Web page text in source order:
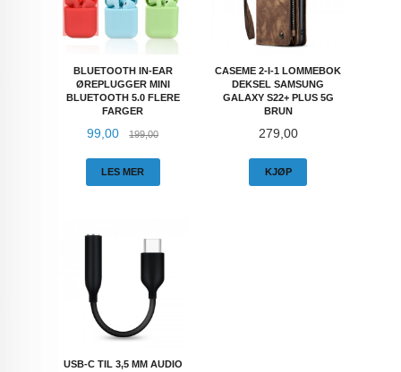
BLUETOOTH IN-EAR
ØREPLUGGER MINI
BLUETOOTH 5.0 FLERE
FARGER
Tilbud
99,00 199,00Rabatt
LES MER
CASEME 2-I-1 LOMMEBOK
DEKSEL SAMSUNG
GALAXY S22+ PLUS 5G
BRUN
Pris
279,00
KJØP
USB-C TIL 3,5 MM AUDIO